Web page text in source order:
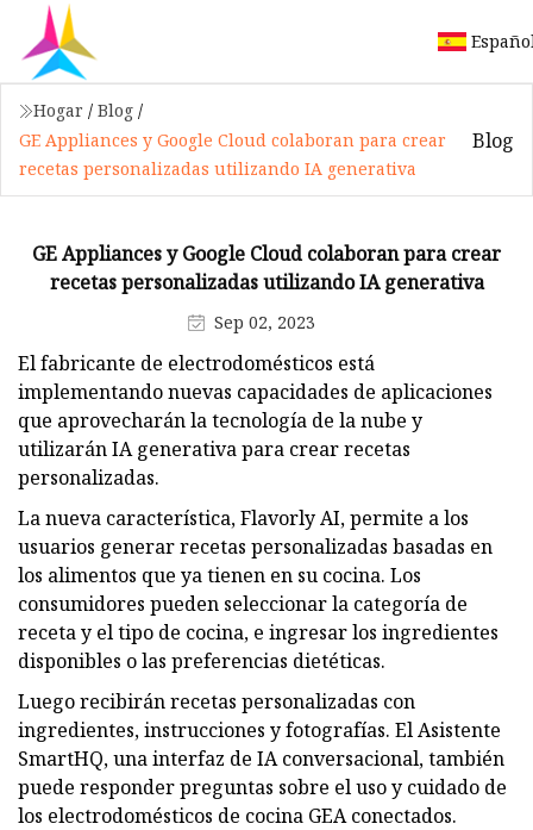
Hogar / Blog /
GE Appliances y Google Cloud colaboran para crear
recetas personalizadas utilizando IA generativa
Blog
GE Appliances y Google Cloud colaboran para crear
recetas personalizadas utilizando IA generativa
Sep 02, 2023
El fabricante de electrodomésticos está
implementando nuevas capacidades de aplicaciones
que aprovecharán la tecnología de la nube y
utilizarán IA generativa para crear recetas
personalizadas.
La nueva característica, Flavorly AI, permite a los
usuarios generar recetas personalizadas basadas en
los alimentos que ya tienen en su cocina. Los
consumidores pueden seleccionar la categoría de
receta y el tipo de cocina, e ingresar los ingredientes
disponibles o las preferencias dietéticas.
Luego recibirán recetas personalizadas con
ingredientes, instrucciones y fotografías. El Asistente
SmartHQ, una interfaz de IA conversacional, también
puede responder preguntas sobre el uso y cuidado de
los electrodomésticos de cocina GEA conectados.